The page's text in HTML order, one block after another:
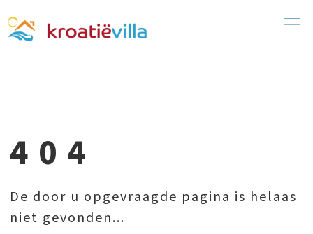
404
De door u opgevraagde pagina is helaas
niet gevonden...